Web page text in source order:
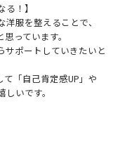
！】
服を整えることで、
っています。
サポートしていきたいと
「自己肯定感UP」や
いです。